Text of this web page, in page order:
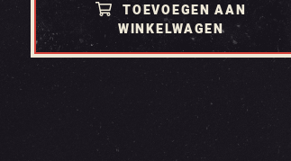
TOEVOEGEN AAN
WINKELWAGEN